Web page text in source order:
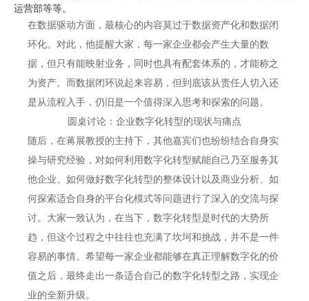
运营部等等。
在数据驱动方面，最核心的内容莫过于数据资产化和数据闭
环化。对此，他提醒大家，每一家企业都会产生大量的数
据，但只有能映射业务，同时也具有配套体系的，才能称之
为资产。而数据闭环说起来容易，但到底该从责任人切入还
是从流程入手，仍旧是一个值得深入思考和探索的问题。
圆桌讨论：企业数字化转型的现状与痛点
随后，在蒋展教授的主持下，其他嘉宾们也纷纷结合自身实
操与研究经验，对如何利用数字化转型赋能自己乃至服务其
他企业、如何做好数字化转型的整体设计以及商业分析、如
何探索适合自身的平台化模式等问题进行了深入的交流与探
讨。大家一致认为，在当下，数字化转型是时代的大势所
趋，但这个过程之中往往也充满了坎坷和挑战，并不是一件
容易的事情。希望每一家企业都能够在真正理解数字化的价
值之后，最终走出一条适合自己的数字化转型之路，实现企
业的全新升级。